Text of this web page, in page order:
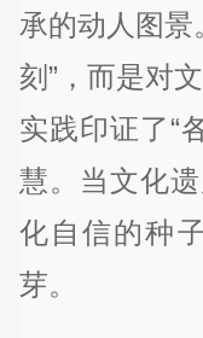
承的动人图景
刻”，而是对
实践印证了“
慧。当文化
化自信的种
芽。